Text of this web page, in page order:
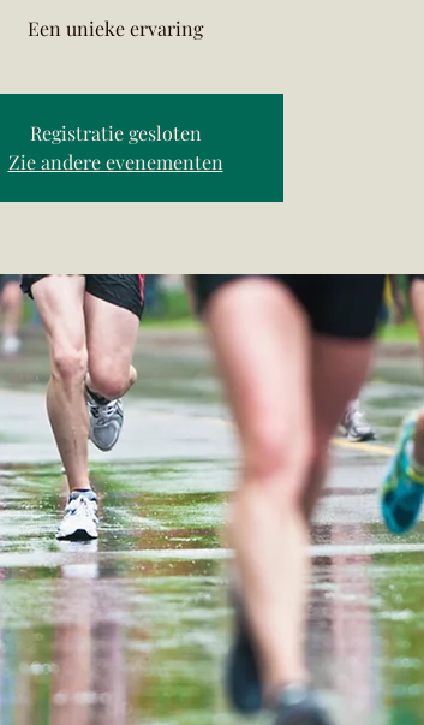
Een unieke ervaring
Registratie gesloten
Zie andere evenementen